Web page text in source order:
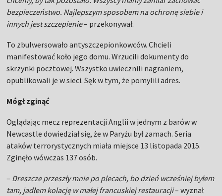
bezpieczeństwo. Najlepszym sposobem na ochronę siebie i
innych jest szczepienie– przekonywał.
To zbulwersowało antyszczepionkowców. Chcieli
manifestować koło jego domu. Wrzucili dokumenty do
skrzynki pocztowej. Wszystko uwiecznili nagraniem,
opublikowali je w sieci. Sęk w tym, że pomylili adres.
Mógł zginąć
Oglądając mecz reprezentacji Anglii w jednym z barów w
Newcastle dowiedział się, że w Paryżu był zamach. Seria
ataków terrorystycznych miała miejsce 13 listopada 2015.
Zginęło wówczas 137 osób.
– Dreszcze przeszły mnie po plecach, bo dzień wcześniej byłem
tam, jadłem kolację w małej francuskiej restauracji– wyznał